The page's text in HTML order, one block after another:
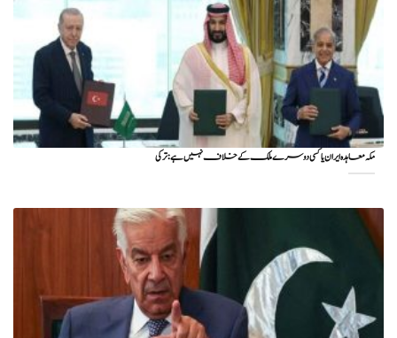
مکہ معاہدہ ایران یا کسی دوسرے ملک کے خلاف نہیں ہے: ترکی